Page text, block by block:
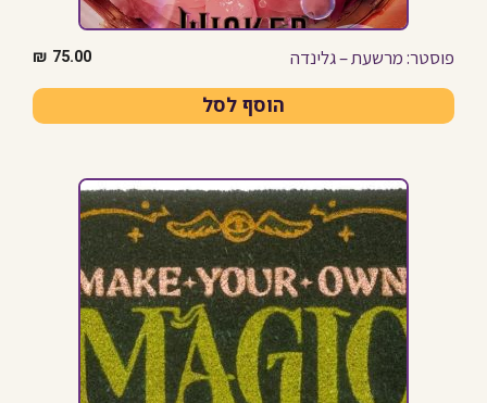
פוסטר: מרשעת – גלינדה 75.00
₪
הוסף לסל